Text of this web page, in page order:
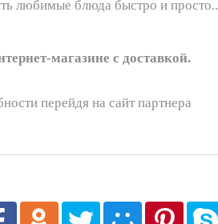
любимые блюда быстро и просто..
магазине с доставкой.
перейдя на сайт партнера